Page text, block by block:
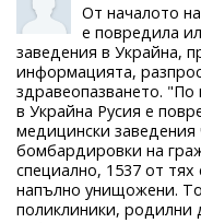
От началото
е повредила
заведения в Украйна,
информацията,
здравеопазването.
в Украйна Русия е
медицински заведения
бомбардировки на
специално, 1537 от
напълно унищожени.
поликлиники, родилни